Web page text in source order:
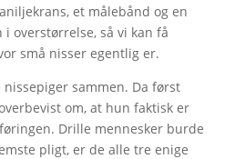
et målebånd og en
overstørrelse, så vi kan få
små nisser egentlig er.
sammen. Da først
om, at hun faktisk er
Drille mennesker burde
pligt, er de alle tre enige